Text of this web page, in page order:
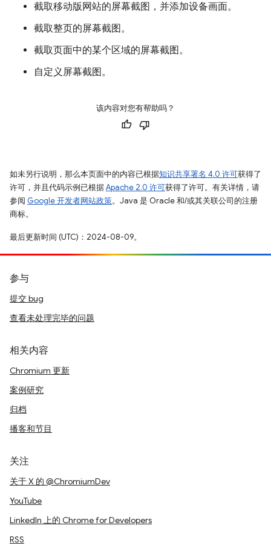
截取移动版网站的屏幕截图，并添加设备画面。
截取整页的屏幕截图。
截取页面中的某个区域的屏幕截图。
自定义屏幕截图。
该内容对您有帮助吗？
如未另行说明，那么本页面中的内容已根据知识共享署名 4.0 许可获得了
许可，并且代码示例已根据Apache 2.0 许可获得了许可。有关详情，请
参阅 Google 开发者网站政策。Java 是 Oracle 和/或其关联公司的注册
商标。
最后更新时间 (UTC)：2024-08-09。
参与
提交 bug
查看未处理完毕的问题
相关内容
Chromium 更新
案例研究
归档
播客和节目
关注
关于 X 的 @ChromiumDev
YouTube
LinkedIn 上的 Chrome for Developers
RSS